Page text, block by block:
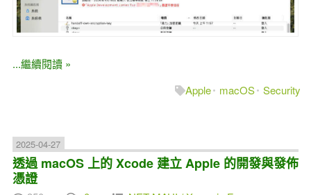
...繼續閱讀 »
Apple
macOS Security
2025-04-27
透過 macOS 上的 Xcode 建立 Apple 的開發與發佈
憑證